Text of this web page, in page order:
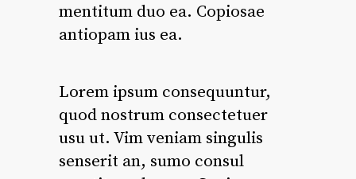
mentitum duo ea. Copiosae
antiopam ius ea.
Lorem ipsum consequuntur,
quod nostrum consectetuer
usu ut. Vim veniam singulis
senserit an, sumo consul